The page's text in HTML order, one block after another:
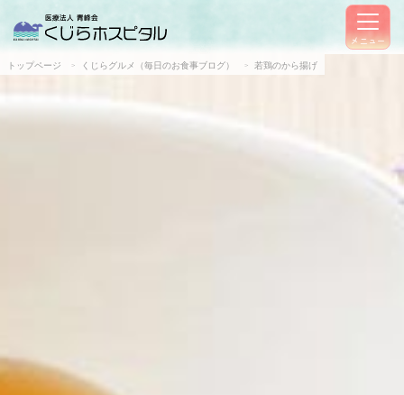
メニュー
トップページ くじらグルメ（毎日のお食事ブログ） 若鶏のから揚げ